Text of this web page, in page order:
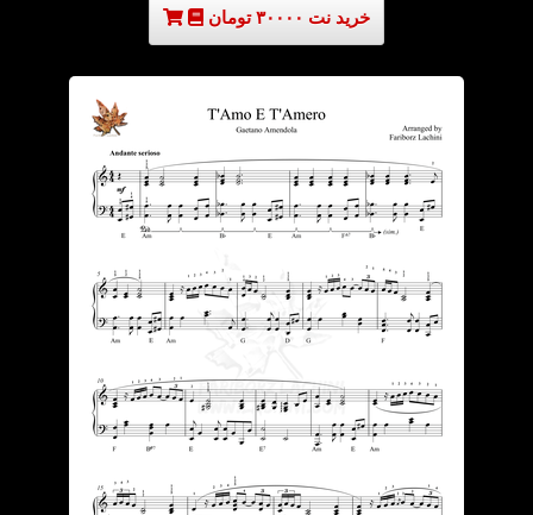
خرید نت ۳۰۰۰۰ تومان